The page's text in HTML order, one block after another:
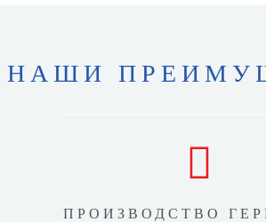
НАШИ
ПРОИЗВОДСТВО